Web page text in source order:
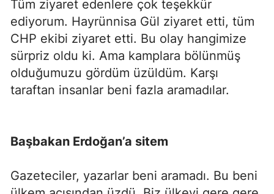
Tüm ziyaret edenlere çok teşekkür
ediyorum. Hayrünnisa Gül ziyaret etti, tüm
CHP ekibi ziyaret etti. Bu olay hangimize
sürpriz oldu ki. Ama kamplara bölünmüş
olduğumuzu gördüm üzüldüm. Karşı
taraftan insanlar beni fazla aramadılar.
Başbakan Erdoğan’a sitem
Gazeteciler, yazarlar beni aramadı. Bu beni